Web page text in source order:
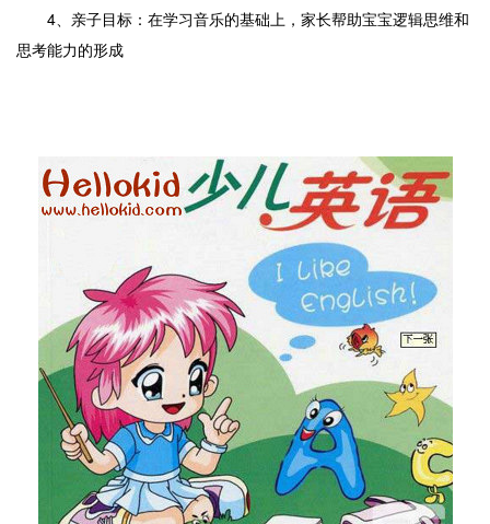
4、亲子目标：在学习音乐的基础上，家长帮助宝宝逻辑思维和
思考能力的形成